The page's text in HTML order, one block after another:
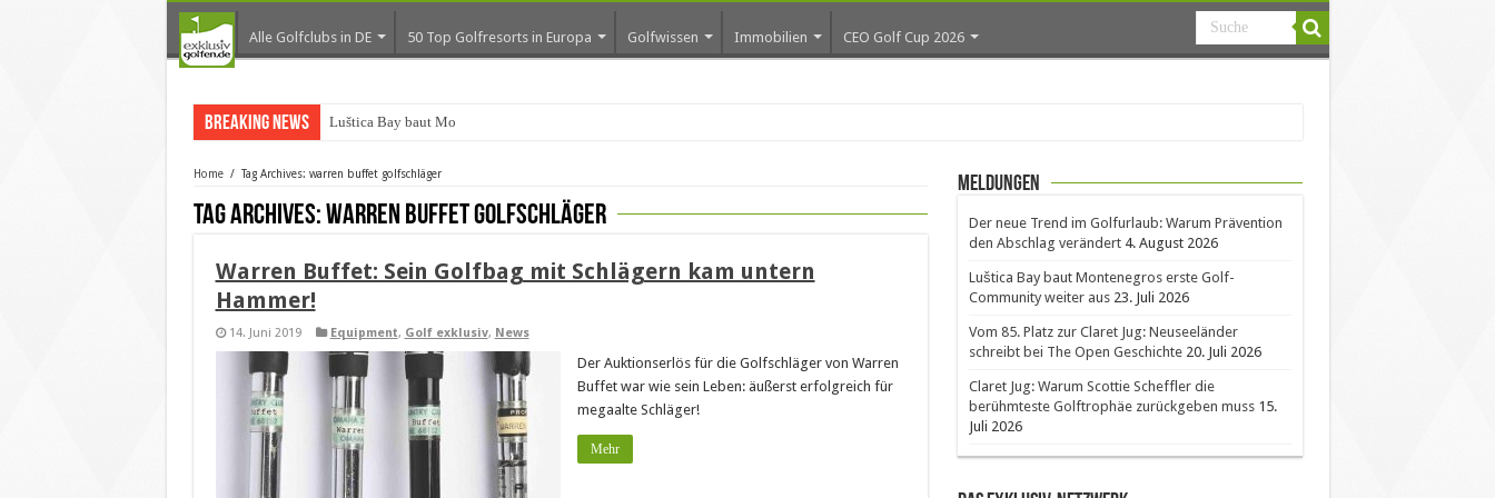
Alle Golfclubs in DE 50 Top Golfresorts in Europa Golfwissen Immobilien CEO Golf Cup 2026
Breaking News Luštica Bay baut Montenegro
Home / Tag Archives: warren buffet golfschläger
Tag Archives:warren buffet golfschläger
Warren Buffet: Sein Golfbag mit Schlägern kam untern
Hammer!
14. Juni 2019 Equipment, Golf exklusiv, News
Der Auktionserlös für die Golfschläger von Warren
Buffet war wie sein Leben: äußerst erfolgreich für
megaalte Schläger!
Mehr
Meldungen
Der neue Trend im Golfurlaub: Warum Prävention
den Abschlag verändert 4. August 2026
Luštica Bay baut Montenegros erste Golf-
Community weiter aus 23. Juli 2026
Vom 85. Platz zur Claret Jug: Neuseeländer
schreibt bei The Open Geschichte 20. Juli 2026
Claret Jug: Warum Scottie Scheffler die
berühmteste Golftrophäe zurückgeben muss 15.
Juli 2026